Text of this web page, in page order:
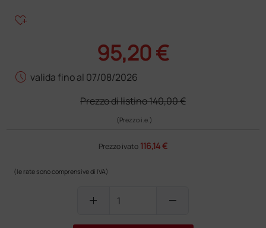
heart_plus
95,20 €
schedule valida fino al 07/08/2026
Prezzo di listino140,00 €
(Prezzo i.e.)
Prezzo ivato 116,14 €
(le rate sono comprensive di IVA)
add remove